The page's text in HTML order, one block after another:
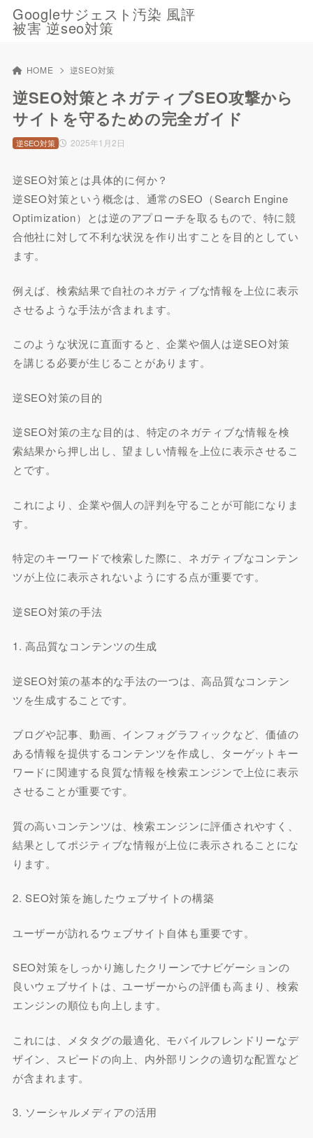
Googleサジェスト汚染 風評
被害 逆seo対策
HOME 逆SEO対策
逆SEO対策とネガティブSEO攻撃から
サイトを守るための完全ガイド
2025年1月2日
逆SEO対策
逆SEO対策とは具体的に何か？
逆SEO対策という概念は、通常のSEO（Search Engine
Optimization）とは逆のアプローチを取るもので、特に競
合他社に対して不利な状況を作り出すことを目的としてい
ます。
例えば、検索結果で自社のネガティブな情報を上位に表示
させるような手法が含まれます。
このような状況に直面すると、企業や個人は逆SEO対策
を講じる必要が生じることがあります。
逆SEO対策の目的
逆SEO対策の主な目的は、特定のネガティブな情報を検
索結果から押し出し、望ましい情報を上位に表示させるこ
とです。
これにより、企業や個人の評判を守ることが可能になりま
す。
特定のキーワードで検索した際に、ネガティブなコンテン
ツが上位に表示されないようにする点が重要です。
逆SEO対策の手法
1. 高品質なコンテンツの生成
逆SEO対策の基本的な手法の一つは、高品質なコンテン
ツを生成することです。
ブログや記事、動画、インフォグラフィックなど、価値の
ある情報を提供するコンテンツを作成し、ターゲットキー
ワードに関連する良質な情報を検索エンジンで上位に表示
させることが重要です。
質の高いコンテンツは、検索エンジンに評価されやすく、
結果としてポジティブな情報が上位に表示されることにな
ります。
2. SEO対策を施したウェブサイトの構築
ユーザーが訪れるウェブサイト自体も重要です。
SEO対策をしっかり施したクリーンでナビゲーションの
良いウェブサイトは、ユーザーからの評価も高まり、検索
エンジンの順位も向上します。
これには、メタタグの最適化、モバイルフレンドリーなデ
ザイン、スピードの向上、内外部リンクの適切な配置など
が含まれます。
3. ソーシャルメディアの活用